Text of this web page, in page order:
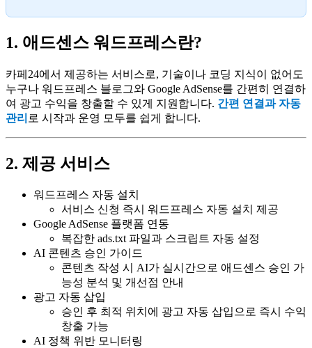
1. 애드센스 워드프레스란?
카페24에서 제공하는 서비스로, 기술이나 코딩 지식이 없어도
누구나 워드프레스 블로그와 Google AdSense를 간편히 연결하
여 광고 수익을 창출할 수 있게 지원합니다. 간편 연결과 자동
관리 로 시작과 운영 모두를 쉽게 합니다.
2. 제공 서비스
워드프레스 자동 설치
서비스 신청 즉시 워드프레스 자동 설치 제공
Google AdSense 플랫폼 연동
복잡한 ads.txt 파일과 스크립트 자동 설정
AI 콘텐츠 승인 가이드
콘텐츠 작성 시 AI가 실시간으로 애드센스 승인 가
능성 분석 및 개선점 안내
광고 자동 삽입
승인 후 최적 위치에 광고 자동 삽입으로 즉시 수익
창출 가능
AI 정책 위반 모니터링